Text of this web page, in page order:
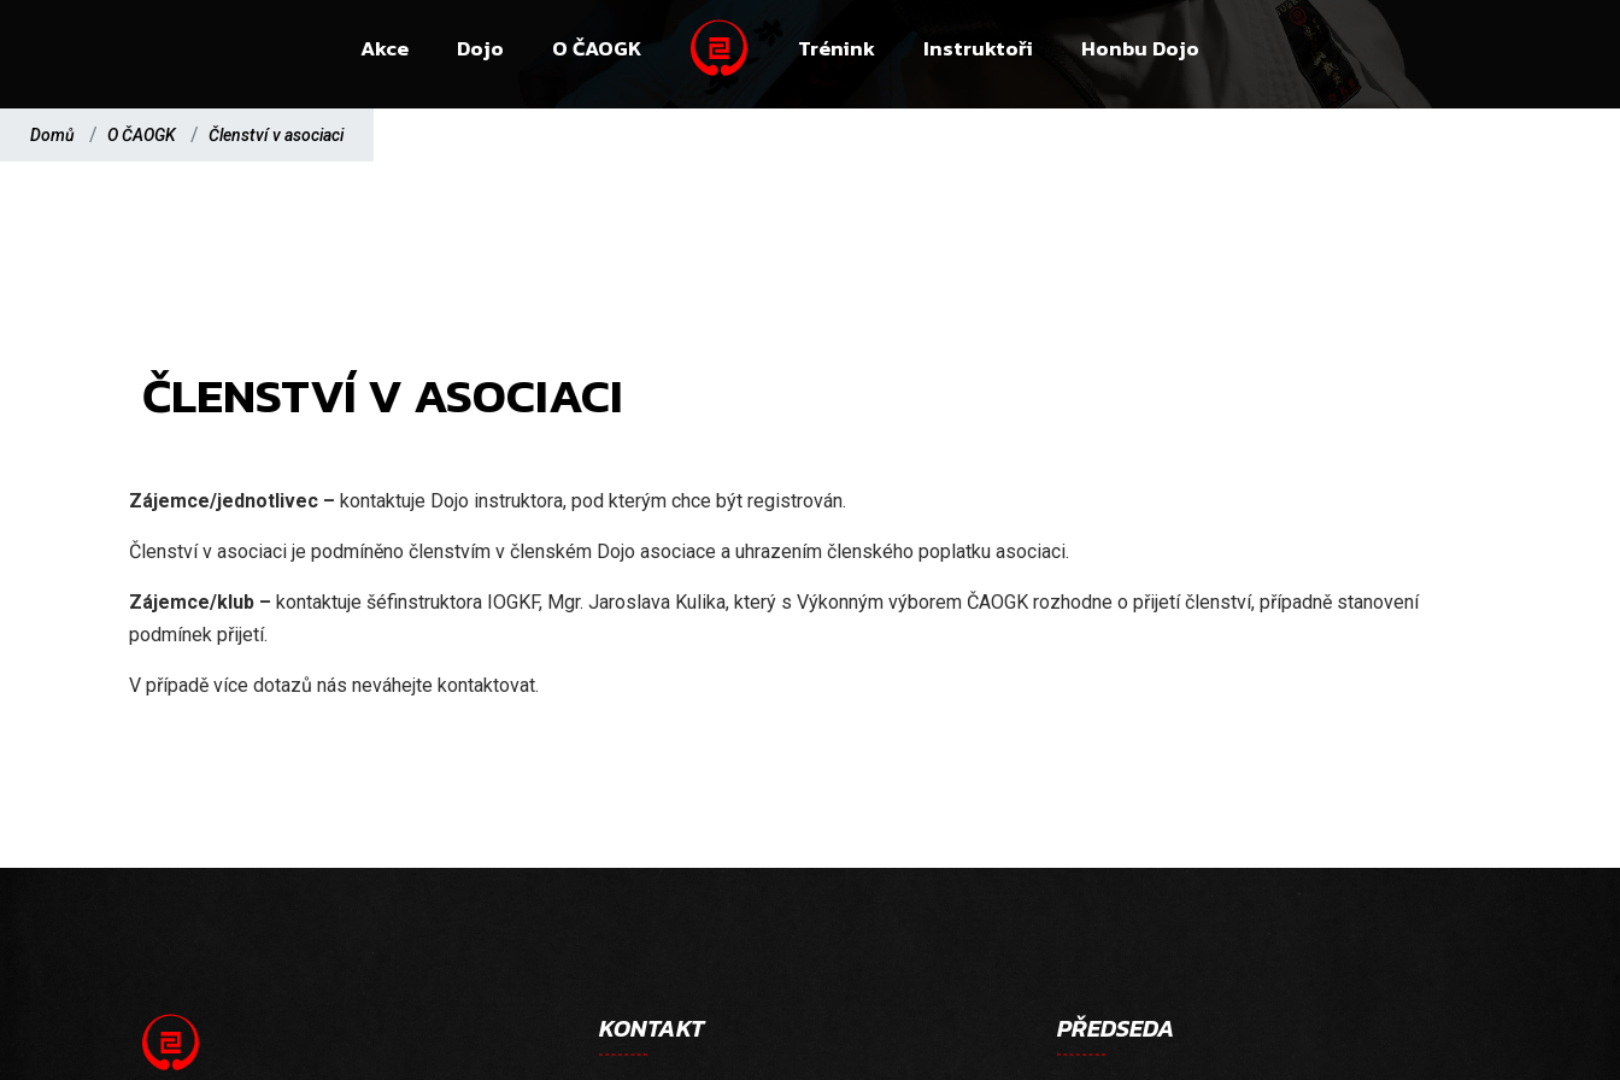
Akce Dojo O ČAOGK Trénink Instruktoři Honbu Dojo
Domů O ČAOGK Členství v asociaci
ČLENSTVÍ V ASOCIACI
Zájemce/jednotlivec – kontaktuje Dojo instruktora, pod kterým chce být registrován.
Členství v asociaci je podmíněno členstvím v členském Dojo asociace a uhrazením členského poplatku asociaci.
Zájemce/klub – kontaktuje šéfinstruktora IOGKF, Mgr. Jaroslava Kulika, který s Výkonným výborem ČAOGK rozhodne o přijetí členství, případně stanovení
podmínek přijetí.
V případě více dotazů nás neváhejte kontaktovat.
KONTAKT PŘEDSEDA